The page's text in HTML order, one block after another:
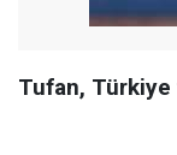
Tufan,